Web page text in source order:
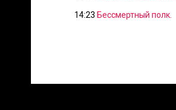
14:23 Бессмертный полк.